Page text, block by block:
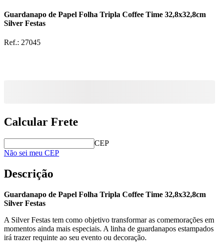
Guardanapo de Papel Folha Tripla Coffee Time 32,8x32,8cm
Silver Festas
Ref.: 27045
Calcular Frete
CEP
Não sei meu CEP
Descrição
Guardanapo de Papel Folha Tripla Coffee Time 32,8x32,8cm
Silver Festas
A Silver Festas tem como objetivo transformar as comemorações em
momentos ainda mais especiais. A linha de guardanapos estampados
irá trazer requinte ao seu evento ou decoração.